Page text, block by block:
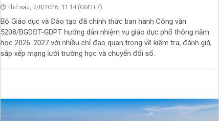
Thứ sáu, 7/8/2026, 11:14 (GMT+7)
Bộ Giáo dục và Đào tạo đã chính thức ban hành Công văn
5208/BGDĐT-GDPT hướng dẫn nhiệm vụ giáo dục phổ thông năm
học 2026-2027 với nhiều chỉ đạo quan trọng về kiểm tra, đánh giá,
sắp xếp mạng lưới trường học và chuyển đổi số.